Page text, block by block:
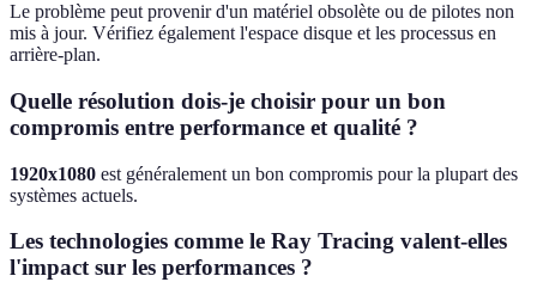
Le problème peut provenir d'un matériel obsolète ou de pilotes non
mis à jour. Vérifiez également l'espace disque et les processus en
arrière-plan.
Quelle résolution dois-je choisir pour un bon
compromis entre performance et qualité ?
1920x1080 est généralement un bon compromis pour la plupart des
systèmes actuels.
Les technologies comme le Ray Tracing valent-elles
l'impact sur les performances ?